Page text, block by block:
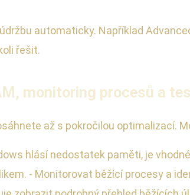
automaticky. Například
řešit.
monitoring procesů a
až s pokročilou optimalizací.
hlásí nedostatek paměti, je
- Monitorovat běžící procesy a